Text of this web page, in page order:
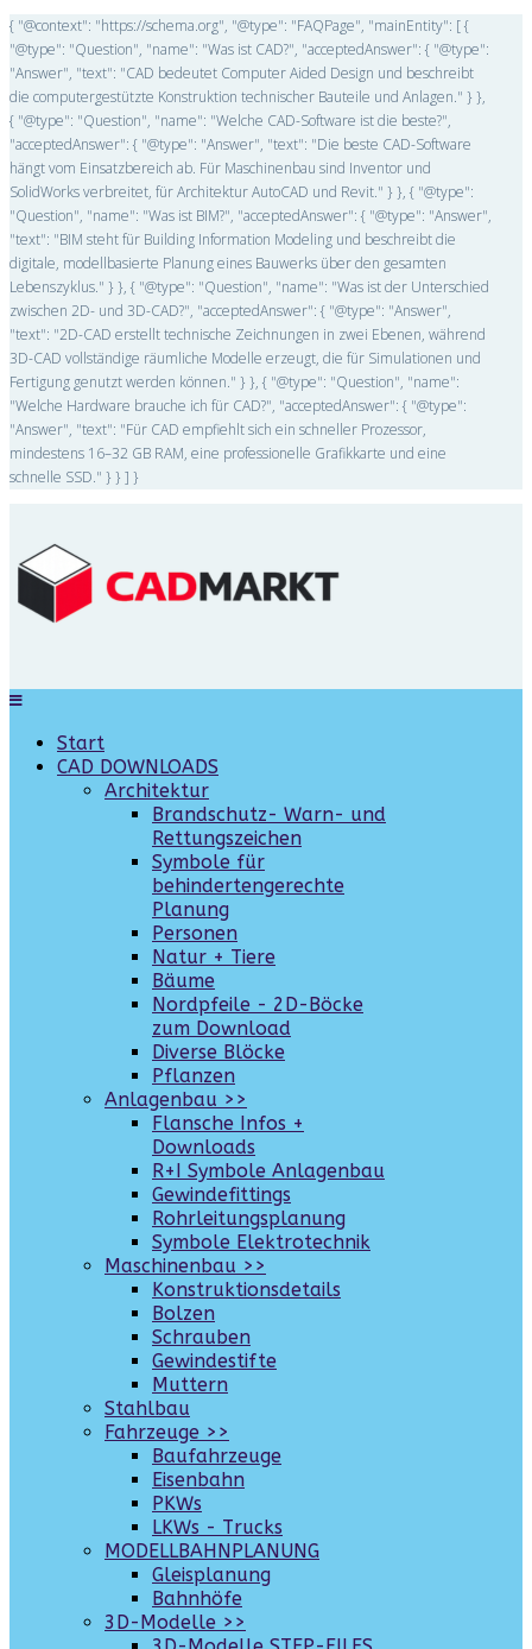
{ "@context": "https://schema.org", "@type": "FAQPage", "mainEntity": [ {
"@type": "Question", "name": "Was ist CAD?", "acceptedAnswer": { "@type":
"Answer", "text": "CAD bedeutet Computer Aided Design und beschreibt
die computergestützte Konstruktion technischer Bauteile und Anlagen." } },
{ "@type": "Question", "name": "Welche CAD-Software ist die beste?",
"acceptedAnswer": { "@type": "Answer", "text": "Die beste CAD-Software
hängt vom Einsatzbereich ab. Für Maschinenbau sind Inventor und
SolidWorks verbreitet, für Architektur AutoCAD und Revit." } }, { "@type":
"Question", "name": "Was ist BIM?", "acceptedAnswer": { "@type": "Answer",
"text": "BIM steht für Building Information Modeling und beschreibt die
digitale, modellbasierte Planung eines Bauwerks über den gesamten
Lebenszyklus." } }, { "@type": "Question", "name": "Was ist der Unterschied
zwischen 2D- und 3D-CAD?", "acceptedAnswer": { "@type": "Answer",
"text": "2D-CAD erstellt technische Zeichnungen in zwei Ebenen, während
3D-CAD vollständige räumliche Modelle erzeugt, die für Simulationen und
Fertigung genutzt werden können." } }, { "@type": "Question", "name":
"Welche Hardware brauche ich für CAD?", "acceptedAnswer": { "@type":
"Answer", "text": "Für CAD empfiehlt sich ein schneller Prozessor,
mindestens 16–32 GB RAM, eine professionelle Grafikkarte und eine
schnelle SSD." } } ] }
Start
CAD DOWNLOADS
Architektur
Brandschutz- Warn- und
Rettungszeichen
Symbole für
behindertengerechte
Planung
Personen
Natur + Tiere
Bäume
Nordpfeile - 2D-Böcke
zum Download
Diverse Blöcke
Pflanzen
Anlagenbau >>
Flansche Infos +
Downloads
R+I Symbole Anlagenbau
Gewindefittings
Rohrleitungsplanung
Symbole Elektrotechnik
Maschinenbau >>
Konstruktionsdetails
Bolzen
Schrauben
Gewindestifte
Muttern
Stahlbau
Fahrzeuge >>
Baufahrzeuge
Eisenbahn
PKWs
LKWs - Trucks
MODELLBAHNPLANUNG
Gleisplanung
Bahnhöfe
3D-Modelle >>